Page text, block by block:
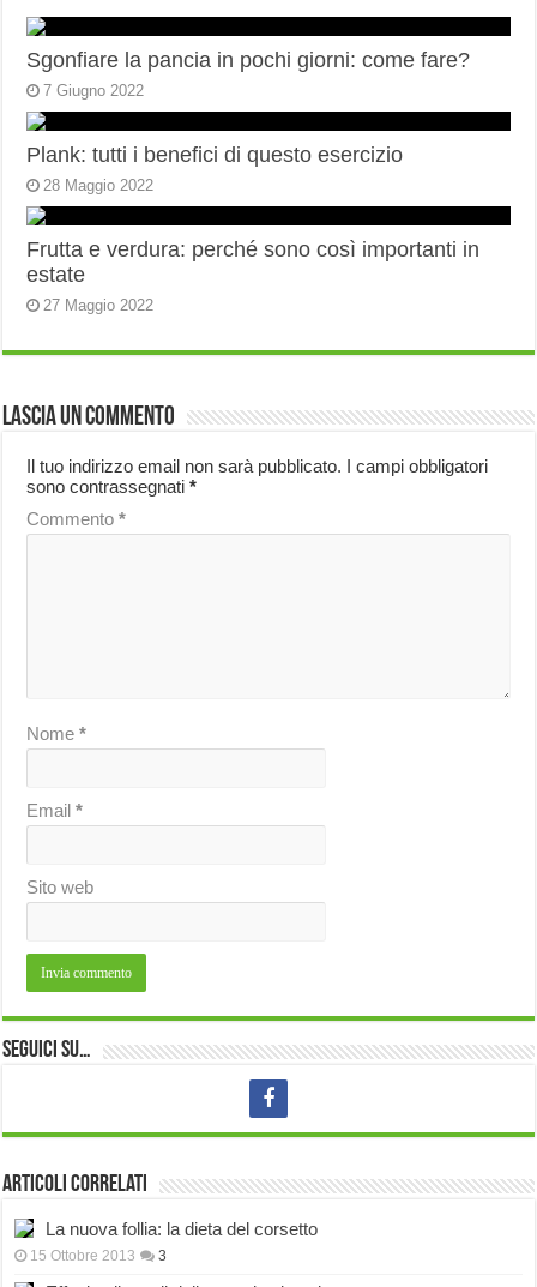
Sgonfiare la pancia in pochi giorni: come fare?
7 Giugno 2022
Plank: tutti i benefici di questo esercizio
28 Maggio 2022
Frutta e verdura: perché sono così importanti in
estate
27 Maggio 2022
Lascia un commento
Il tuo indirizzo email non sarà pubblicato. I campi obbligatori
sono contrassegnati*
Commento*
Nome*
Email*
Sito web
Seguici su…
Articoli correlati
La nuova follia: la dieta del corsetto
15 Ottobre 2013 3